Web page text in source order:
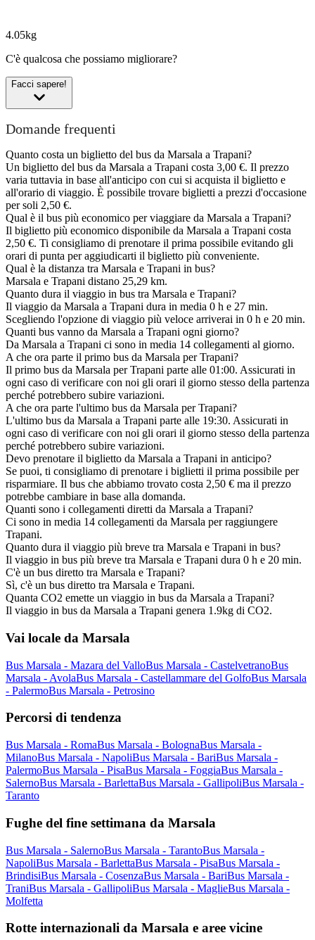
4.05kg
C'è qualcosa che possiamo migliorare?
Facci sapere!
Domande frequenti
Quanto costa un biglietto del bus da Marsala a Trapani?
Un biglietto del bus da Marsala a Trapani costa 3,00 €. Il prezzo
varia tuttavia in base all'anticipo con cui si acquista il biglietto e
all'orario di viaggio. È possibile trovare biglietti a prezzi d'occasione
per soli 2,50 €.
Qual è il bus più economico per viaggiare da Marsala a Trapani?
Il biglietto più economico disponibile da Marsala a Trapani costa
2,50 €. Ti consigliamo di prenotare il prima possibile evitando gli
orari di punta per aggiudicarti il biglietto più conveniente.
Qual è la distanza tra Marsala e Trapani in bus?
Marsala e Trapani distano 25,29 km.
Quanto dura il viaggio in bus tra Marsala e Trapani?
Il viaggio da Marsala a Trapani dura in media 0 h e 27 min.
Scegliendo l'opzione di viaggio più veloce arriverai in 0 h e 20 min.
Quanti bus vanno da Marsala a Trapani ogni giorno?
Da Marsala a Trapani ci sono in media 14 collegamenti al giorno.
A che ora parte il primo bus da Marsala per Trapani?
Il primo bus da Marsala per Trapani parte alle 01:00. Assicurati in
ogni caso di verificare con noi gli orari il giorno stesso della partenza
perché potrebbero subire variazioni.
A che ora parte l'ultimo bus da Marsala per Trapani?
L'ultimo bus da Marsala a Trapani parte alle 19:30. Assicurati in
ogni caso di verificare con noi gli orari il giorno stesso della partenza
perché potrebbero subire variazioni.
Devo prenotare il biglietto da Marsala a Trapani in anticipo?
Se puoi, ti consigliamo di prenotare i biglietti il prima possibile per
risparmiare. Il bus che abbiamo trovato costa 2,50 € ma il prezzo
potrebbe cambiare in base alla domanda.
Quanti sono i collegamenti diretti da Marsala a Trapani?
Ci sono in media 14 collegamenti da Marsala per raggiungere
Trapani.
Quanto dura il viaggio più breve tra Marsala e Trapani in bus?
Il viaggio in bus più breve tra Marsala e Trapani dura 0 h e 20 min.
C'è un bus diretto tra Marsala e Trapani?
Sì, c'è un bus diretto tra Marsala e Trapani.
Quanta CO2 emette un viaggio in bus da Marsala a Trapani?
Il viaggio in bus da Marsala a Trapani genera 1.9kg di CO2.
Vai locale da Marsala
Bus Marsala - Mazara del ValloBus Marsala - CastelvetranoBus
Marsala - AvolaBus Marsala - Castellammare del GolfoBus Marsala
- PalermoBus Marsala - Petrosino
Percorsi di tendenza
Bus Marsala - RomaBus Marsala - BolognaBus Marsala -
MilanoBus Marsala - NapoliBus Marsala - BariBus Marsala -
PalermoBus Marsala - PisaBus Marsala - FoggiaBus Marsala -
SalernoBus Marsala - BarlettaBus Marsala - GallipoliBus Marsala -
Taranto
Fughe del fine settimana da Marsala
Bus Marsala - SalernoBus Marsala - TarantoBus Marsala -
NapoliBus Marsala - BarlettaBus Marsala - PisaBus Marsala -
BrindisiBus Marsala - CosenzaBus Marsala - BariBus Marsala -
TraniBus Marsala - GallipoliBus Marsala - MaglieBus Marsala -
Molfetta
Rotte internazionali da Marsala e aree vicine